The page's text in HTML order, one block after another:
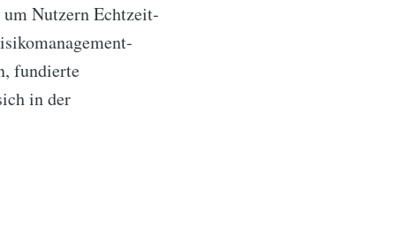
Nutzern Echtzeit-
fundierte
in der